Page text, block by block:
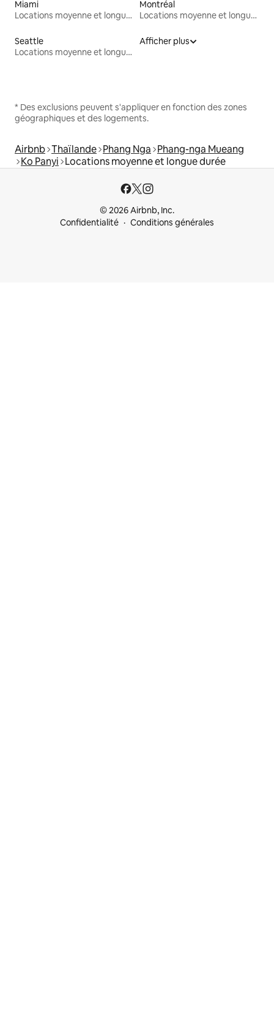
Miami
Locations moyenne et longue durée
Montréal
Locations moyenne et longue durée
Seattle
Locations moyenne et longue durée
Afficher plus
* Des exclusions peuvent s'appliquer en fonction des zones
géographiques et des logements.
Airbnb Thaïlande Phang Nga Phang-nga Mueang
Ko Panyi Locations moyenne et longue durée
© 2026 Airbnb, Inc.
Confidentialité
Conditions générales